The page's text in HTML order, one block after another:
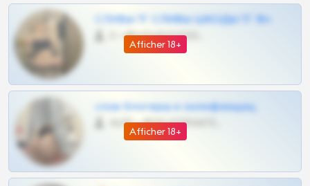
Afficher 18+
СЛИВЫ ТГ СЛИВЫ ШКОДЫ ТГ 18+
0 •
Afficher 18+
слив блогерш и онлифанщиц
4675 •